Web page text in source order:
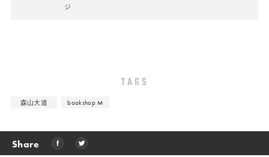
ジ
TAGS
森山大道 bookshop M
Share